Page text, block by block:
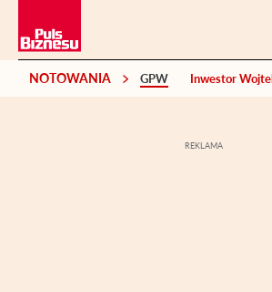
NOTOWANIA GPW Inwestor